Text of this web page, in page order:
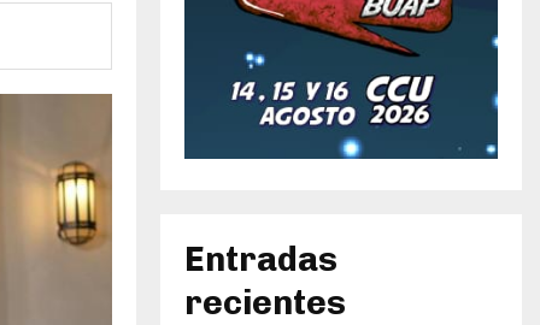
Entradas
recientes